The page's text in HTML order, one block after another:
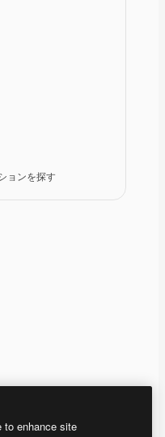
ョンを探す
to enhance site